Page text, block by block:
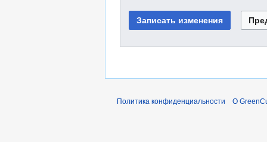
Политика конфиденциальности О